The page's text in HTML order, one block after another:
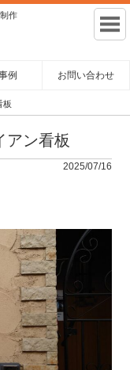
作
例 お問い合わせ
板
アン看板
2025/07/16